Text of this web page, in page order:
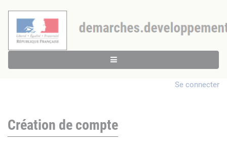
Se connecter
Création de compte